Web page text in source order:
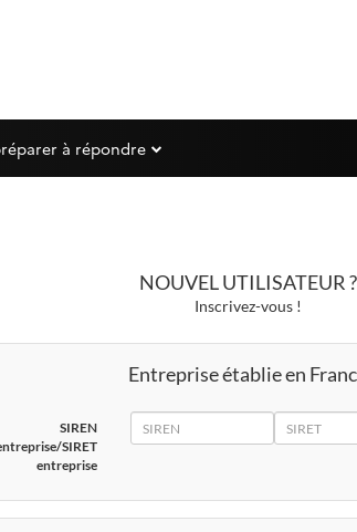
à répondre
NOUVEL UTILISATEUR ?
Inscrivez-vous !
Entreprise établie en
SIREN
SIRET
entreprise
SIREN
SIRET